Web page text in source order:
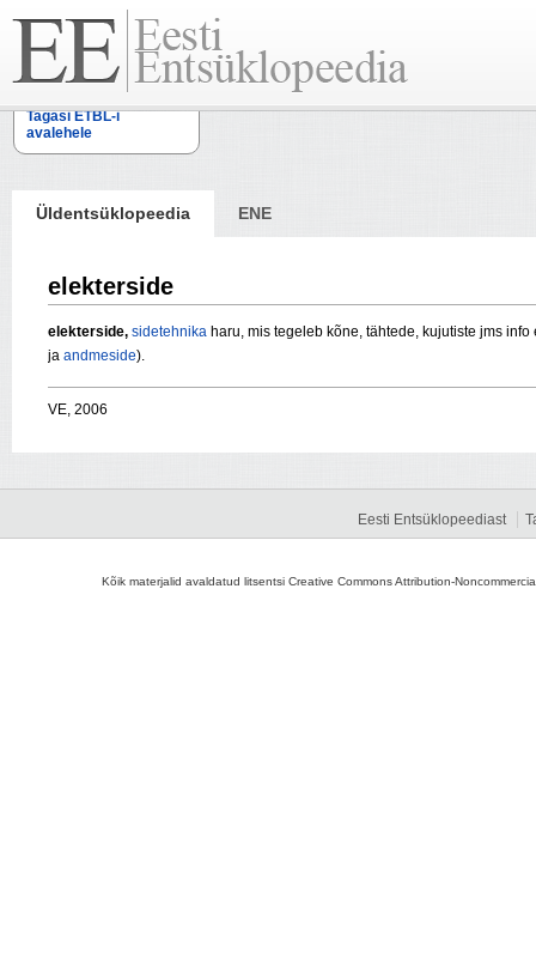
Tagasi ETBL-i
avalehele
Üldentsüklopeedia ENE
elekterside
elekterside, sidetehnika haru, mis tegeleb kõne, tähtede, kujutiste jms
ja andmeside).
VE, 2006
Eesti Entsüklopeediast
Kõik materjalid avaldatud litsentsi Creative Commons Attribution-